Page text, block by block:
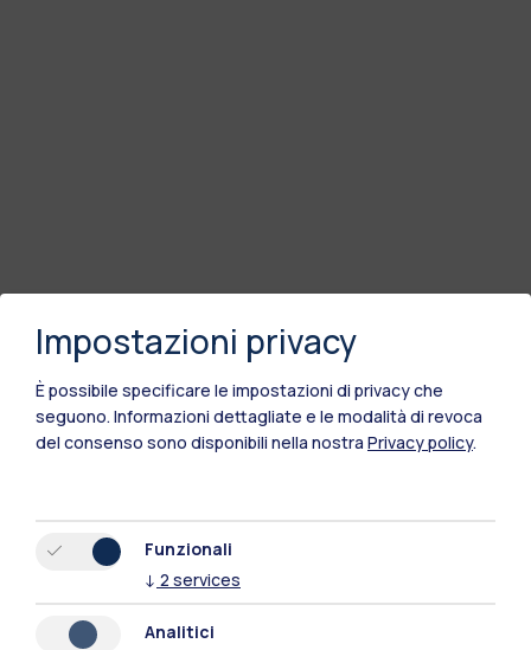
Impostazioni privacy
È possibile specificare le impostazioni di privacy che
seguono. Informazioni dettagliate e le modalità di revoca
del consenso sono disponibili nella nostra Privacy policy.
Funzionali
↓ 2 services
Analitici